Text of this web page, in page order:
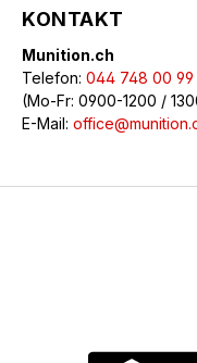
KONTAKT
Munition.ch
Telefon: 044 748 00 99
(Mo-Fr: 0900-1200 /
E-Mail: